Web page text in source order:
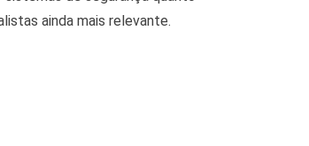
ainda mais relevante.